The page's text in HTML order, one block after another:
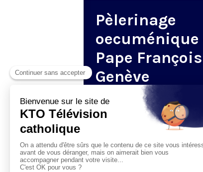
Pèlerinage
oecuménique
Pape
Genève
Le 21 juin, le pape François se
pour un pèlerinage œcuménique.